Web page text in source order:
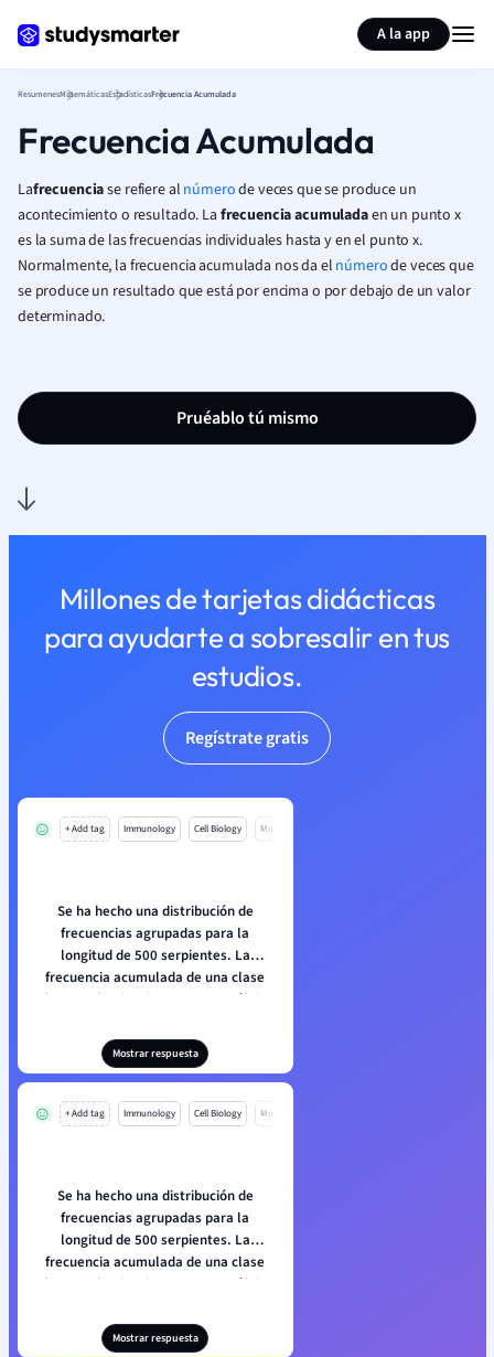
A la app
ResumenesMatemáticasEstadísticasFrecuencia Acumulada
Frecuencia Acumulada
Lafrecuenciase refiere al númerode veces que se produce un
acontecimiento o resultado. La frecuencia acumuladaen un punto x
es la suma de las frecuencias individuales hasta y en el punto x.
Normalmente, la frecuencia acumulada nos da el númerode veces que
se produce un resultado que está por encima o por debajo de un valor
determinado.
Pruéablo tú mismo
Millones de tarjetas didácticas
para ayudarte a sobresalir en tus
estudios.
Regístrate gratis
+ Add tag Immunology Cell Biology Mo
Se ha hecho una distribución de
frecuencias agrupadas para la
longitud de 500 serpientes. La
frecuencia acumulada de una clase
(8,0 - 8,5) pulgadas es 320. ¿Cuál de
correcta?
Mostrar respuesta
+ Add tag Immunology Cell Biology Mo
Se ha hecho una distribución de
frecuencias agrupadas para la
longitud de 500 serpientes. La
frecuencia acumulada de una clase
(8,0 - 8,5) pulgadas es 320. ¿Cuál de
correcta?
Mostrar respuesta
Resumir página